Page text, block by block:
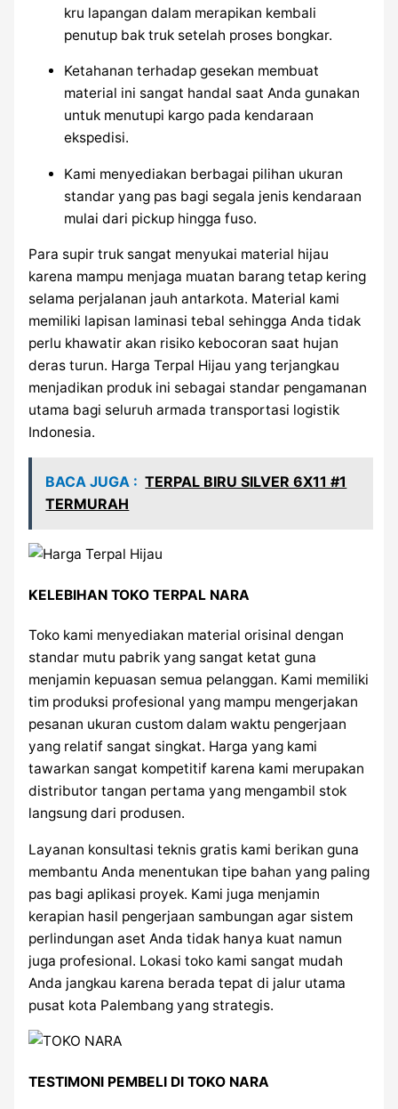
kru lapangan dalam merapikan kembali
penutup bak truk setelah proses bongkar.
Ketahanan terhadap gesekan membuat
material ini sangat handal saat Anda gunakan
untuk menutupi kargo pada kendaraan
ekspedisi.
Kami menyediakan berbagai pilihan ukuran
standar yang pas bagi segala jenis kendaraan
mulai dari pickup hingga fuso.
Para supir truk sangat menyukai material hijau
karena mampu menjaga muatan barang tetap kering
selama perjalanan jauh antarkota. Material kami
memiliki lapisan laminasi tebal sehingga Anda tidak
perlu khawatir akan risiko kebocoran saat hujan
deras turun. Harga Terpal Hijau yang terjangkau
menjadikan produk ini sebagai standar pengamanan
utama bagi seluruh armada transportasi logistik
Indonesia.
BACA JUGA : TERPAL BIRU SILVER 6X11 #1
TERMURAH
KELEBIHAN TOKO TERPAL NARA
Toko kami menyediakan material orisinal dengan
standar mutu pabrik yang sangat ketat guna
menjamin kepuasan semua pelanggan. Kami memiliki
tim produksi profesional yang mampu mengerjakan
pesanan ukuran custom dalam waktu pengerjaan
yang relatif sangat singkat. Harga yang kami
tawarkan sangat kompetitif karena kami merupakan
distributor tangan pertama yang mengambil stok
langsung dari produsen.
Layanan konsultasi teknis gratis kami berikan guna
membantu Anda menentukan tipe bahan yang paling
pas bagi aplikasi proyek. Kami juga menjamin
kerapian hasil pengerjaan sambungan agar sistem
perlindungan aset Anda tidak hanya kuat namun
juga profesional. Lokasi toko kami sangat mudah
Anda jangkau karena berada tepat di jalur utama
pusat kota Palembang yang strategis.
TESTIMONI PEMBELI DI TOKO NARA